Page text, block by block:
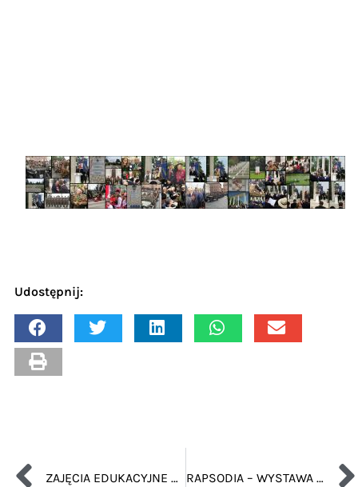
Udostępnij:
ZAJĘCIA EDUKACYJNE DLA PRZEDSZKOLAKÓW – WIOSNA WOKOŁ NAS RAPSODIA – WYSTAWA POLSKIEGO ARTYSTY KRZYSZTOFA RAPSY